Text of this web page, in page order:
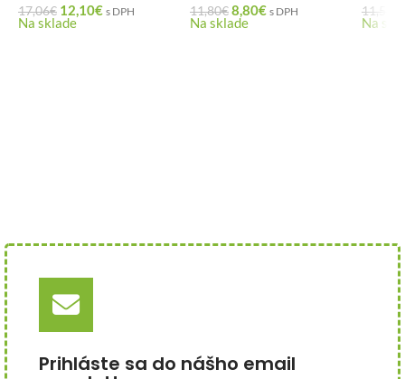
17,06€ 12,10€ s DPH
Na sklade
11,80€8,80€ s DPH
Na sklade
11,54
Na
Prihláste sa do nášho email